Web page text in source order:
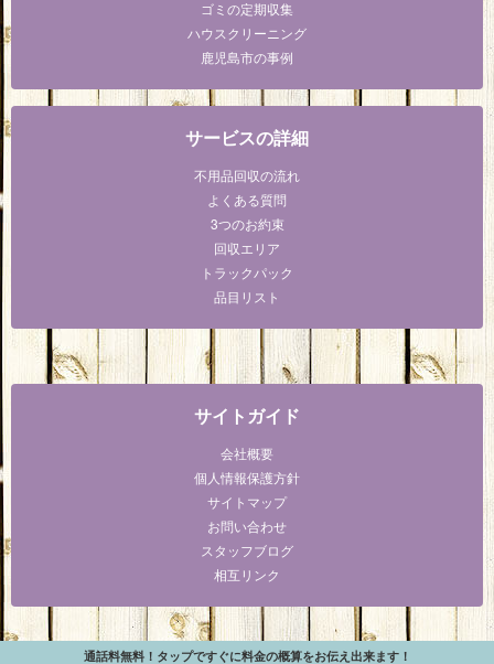
ゴミの定期収集
ハウスクリーニング
鹿児島市の事例
サービスの詳細
不用品回収の流れ
よくある質問
3つのお約束
回収エリア
トラックパック
品目リスト
サイトガイド
会社概要
個人情報保護方針
サイトマップ
お問い合わせ
スタッフブログ
相互リンク
通話料無料！タップですぐに料金の概算をお伝え出来ます！